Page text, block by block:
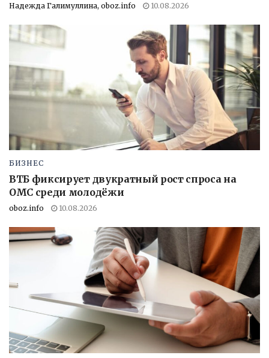
Надежда Галимуллина, oboz.info 10.08.2026
БИЗНЕС
ВТБ фиксирует двукратный рост спроса на
ОМС среди молодёжи
oboz.info 10.08.2026